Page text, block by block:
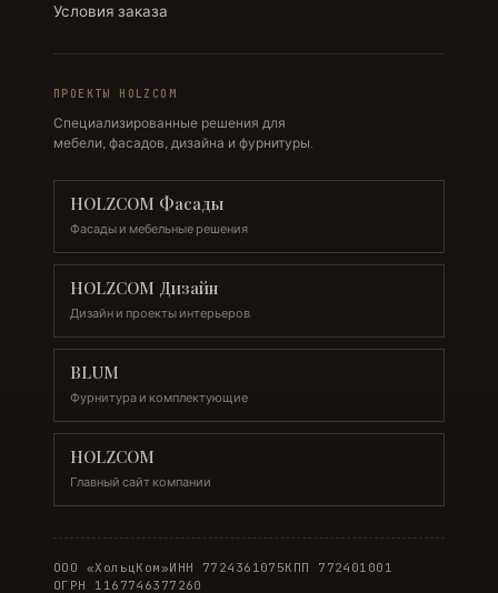
Условия заказа
ПРОЕКТЫ HOLZCOM
Специализированные решения для
мебели, фасадов, дизайна и фурнитуры.
HOLZCOM Фасады
Фасады и мебельные решения
HOLZCOM Дизайн
Дизайн и проекты интерьеров
BLUM
Фурнитура и комплектующие
HOLZCOM
Главный сайт компании
ООО «ХольцКом»ИНН 7724361075КПП 772401001
ОГРН 1167746377260